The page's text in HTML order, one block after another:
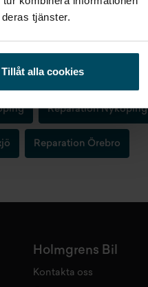
tjänster.
Tillåt alla cookies
Reparation Nyköping
Reparation Örebro
Holmgrens Bil
Kontakta oss